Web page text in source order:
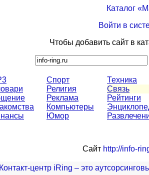
Каталог
Войти в
Чтобы добавить сайт в
Спорт
Религия
Реклама
Компьютеры
Юмор
Техника
Связь
Рейтинги
Сайт http://info-
Контакт-центр iRing – это